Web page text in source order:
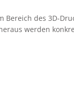
des 3D-
werden